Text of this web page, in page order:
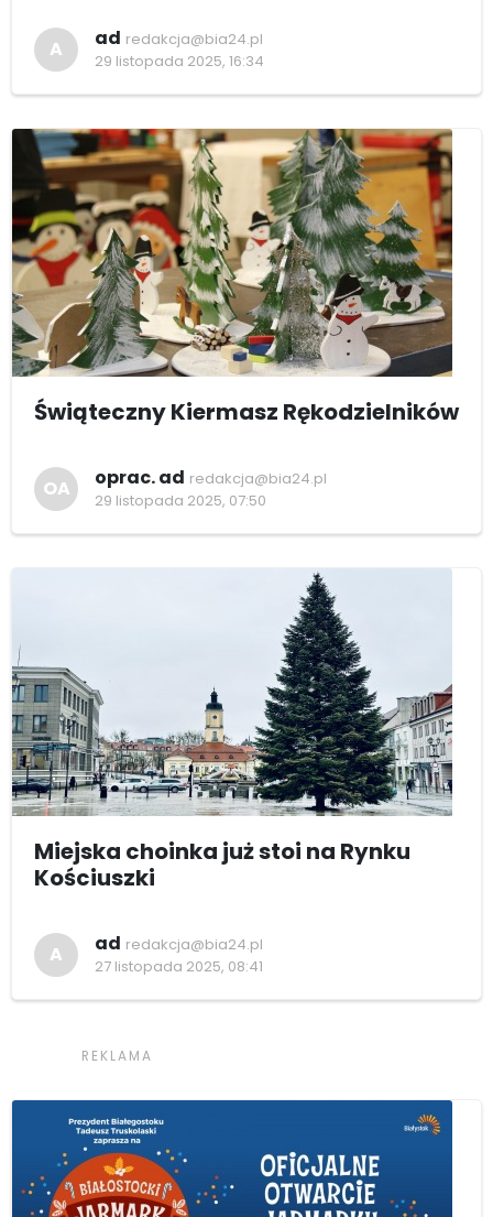
A ad redakcja@bia24.pl
29 listopada 2025, 16:34
Świąteczny Kiermasz Rękodzielników
OA oprac. ad redakcja@bia24.pl
29 listopada 2025, 07:50
Miejska choinka już stoi na Rynku
Kościuszki
A ad redakcja@bia24.pl
27 listopada 2025, 08:41